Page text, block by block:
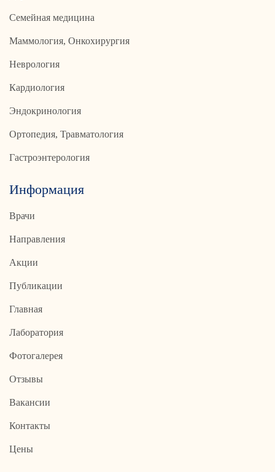
Семейная медицина
Маммология, Онкохирургия
Неврология
Кардиология
Эндокринология
Ортопедия, Травматология
Гастроэнтерология
Информация
Врачи
Направления
Акции
Публикации
Главная
Лаборатория
Фотогалерея
Отзывы
Вакансии
Контакты
Цены